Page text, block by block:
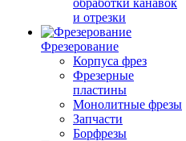
обработки канавок
и отрезки
Фрезерование
Корпуса фрез
Фрезерные
пластины
Монолитные фрезы
Запчасти
Борфрезы